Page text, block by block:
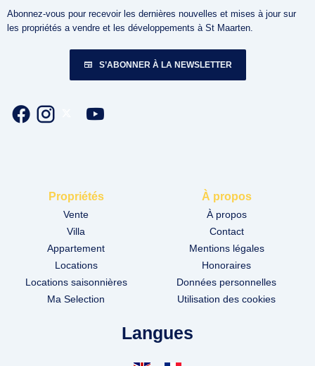
Abonnez-vous pour recevoir les dernières nouvelles et mises à jour sur
les propriétés a vendre et les développements à St Maarten.
S’ABONNER À LA NEWSLETTER
Propriétés
Vente
Villa
Appartement
Locations
Locations saisonnières
Ma Selection
À propos
À propos
Contact
Mentions légales
Honoraires
Données personnelles
Utilisation des cookies
Langues